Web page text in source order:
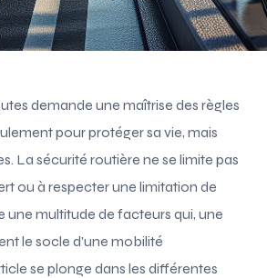
demande une maîtrise des règles
pour protéger sa vie, mais
La sécurité routière ne se limite pas
ou à respecter une limitation de
une multitude de facteurs qui, une
le socle d’une mobilité
se plonge dans les différentes